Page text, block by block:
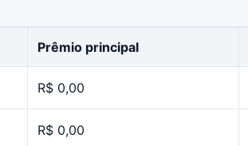
Prêmio principal
R$ 0,00
R$ 0,00